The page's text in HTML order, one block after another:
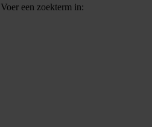
Voer een zoekterm in: